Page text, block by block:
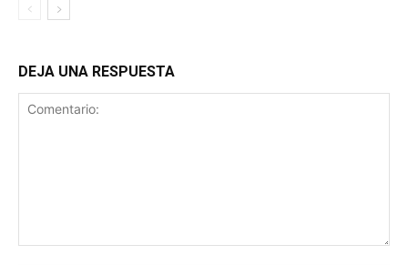
DEJA UNA RESPUESTA